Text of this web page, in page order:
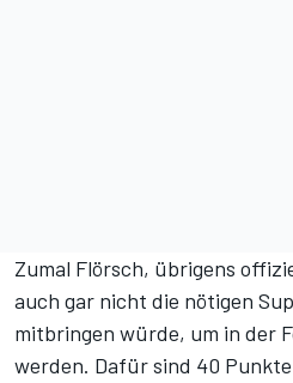
Zumal Flörsch, übrigens
auch gar nicht die nötigen
mitbringen würde, um in der
werden. Dafür sind 40